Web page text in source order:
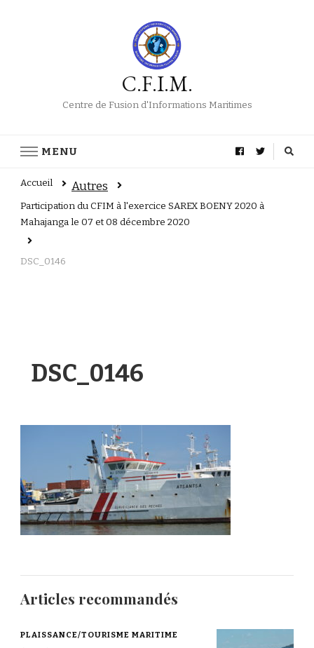
C.F.I.M.
Centre de Fusion d'Informations Maritimes
MENU
Accueil Autres
Participation du CFIM à l'exercice SAREX BOENY 2020 à
Mahajanga le 07 et 08 décembre 2020
DSC_0146
DSC_0146
Articles recommandés
PLAISSANCE/TOURISME MARITIME